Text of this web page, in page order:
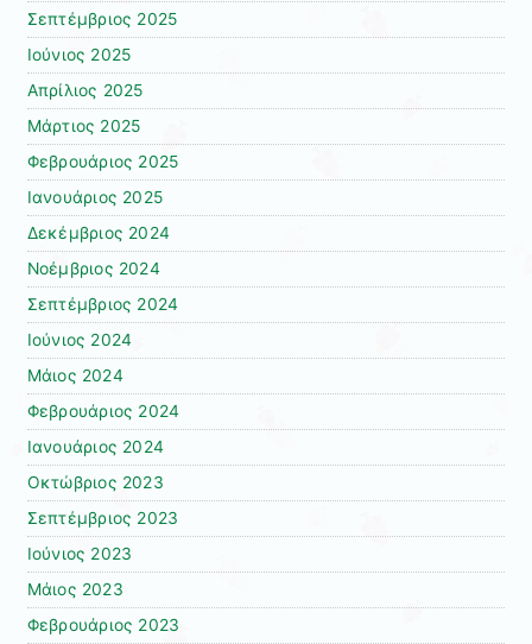
Σεπτέμβριος 2025
Ιούνιος 2025
Απρίλιος 2025
Μάρτιος 2025
Φεβρουάριος 2025
Ιανουάριος 2025
Δεκέμβριος 2024
Νοέμβριος 2024
Σεπτέμβριος 2024
Ιούνιος 2024
Μάιος 2024
Φεβρουάριος 2024
Ιανουάριος 2024
Οκτώβριος 2023
Σεπτέμβριος 2023
Ιούνιος 2023
Μάιος 2023
Φεβρουάριος 2023